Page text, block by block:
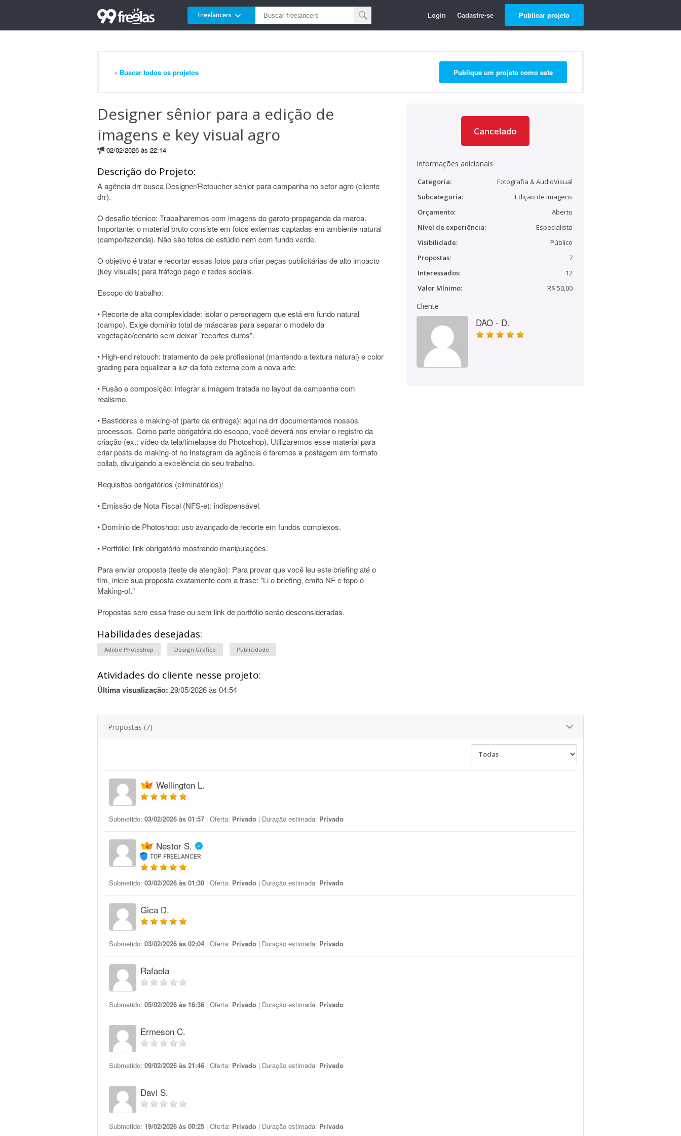
Freelancers Login Cadastre-se Publicar projeto
« Buscar todos os projetos Publique um projeto como este
Designer sênior para a edição de
imagens e key visual agro
02/02/2026 às 22:14
Descrição do Projeto:
A agência drr busca Designer/Retoucher sênior para campanha no setor agro (cliente
drr).
O desafio técnico: Trabalharemos com imagens do garoto-propaganda da marca.
Importante: o material bruto consiste em fotos externas captadas em ambiente natural
(campo/fazenda). Não são fotos de estúdio nem com fundo verde.
O objetivo é tratar e recortar essas fotos para criar peças publicitárias de alto impacto
(key visuals) para tráfego pago e redes sociais.
Escopo do trabalho:
• Recorte de alta complexidade: isolar o personagem que está em fundo natural
(campo). Exige domínio total de máscaras para separar o modelo da
vegetação/cenário sem deixar "recortes duros".
• High-end retouch: tratamento de pele profissional (mantendo a textura natural) e color
grading para equalizar a luz da foto externa com a nova arte.
• Fusão e composição: integrar a imagem tratada no layout da campanha com
realismo.
• Bastidores e making-of (parte da entrega): aqui na drr documentamos nossos
processos. Como parte obrigatória do escopo, você deverá nos enviar o registro da
criação (ex.: vídeo da tela/timelapse do Photoshop). Utilizaremos esse material para
criar posts de making-of no Instagram da agência e faremos a postagem em formato
collab, divulgando a excelência do seu trabalho.
Requisitos obrigatórios (eliminatórios):
• Emissão de Nota Fiscal (NFS-e): indispensável.
• Domínio de Photoshop: uso avançado de recorte em fundos complexos.
• Portfólio: link obrigatório mostrando manipulações.
Para enviar proposta (teste de atenção): Para provar que você leu este briefing até o
fim, inicie sua proposta exatamente com a frase: "Li o briefing, emito NF e topo o
Making-of."
Propostas sem essa frase ou sem link de portfólio serão desconsideradas.
Habilidades desejadas:
Adobe Photoshop Design Gráfico Publicidade
Atividades do cliente nesse projeto:
Última visualização: 29/05/2026 às 04:54
Cancelado
Informações adicionais
Categoria:
Fotografia & AudioVisual
Subcategoria:
Edição de Imagens
Orçamento:
Aberto
Nível de experiência:
Especialista
Visibilidade:
Público
Propostas:
7
Interessados:
12
Valor Mínimo:
R$ 50,00
Cliente
DAO - D.
Propostas (7)
Wellington L.
Submetido: 03/02/2026 às 01:57 | Oferta: Privado | Duração estimada: Privado
Nestor S.
TOP FREELANCER
Submetido: 03/02/2026 às 01:30 | Oferta: Privado | Duração estimada: Privado
Gica D.
Submetido: 03/02/2026 às 02:04 | Oferta: Privado | Duração estimada: Privado
Rafaela
Submetido: 05/02/2026 às 16:36 | Oferta: Privado | Duração estimada: Privado
Ermeson C.
Submetido: 09/02/2026 às 21:46 | Oferta: Privado | Duração estimada: Privado
Davi S.
Submetido: 19/02/2026 às 00:25 | Oferta: Privado | Duração estimada: Privado